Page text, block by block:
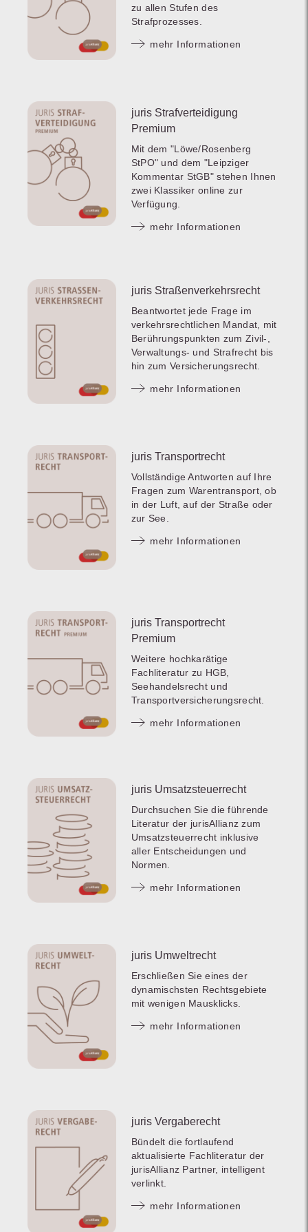
zu allen Stufen des
Strafprozesses.
mehr Informationen
juris Strafverteidigung
Premium
Mit dem "Löwe/Rosenberg
StPO" und dem "Leipziger
Kommentar StGB" stehen Ihnen
zwei Klassiker online zur
Verfügung.
mehr Informationen
juris Straßenverkehrsrecht
Beantwortet jede Frage im
verkehrsrechtlichen Mandat, mit
Berührungspunkten zum Zivil-,
Verwaltungs- und Strafrecht bis
hin zum Versicherungsrecht.
mehr Informationen
juris Transportrecht
Vollständige Antworten auf Ihre
Fragen zum Warentransport, ob
in der Luft, auf der Straße oder
zur See.
mehr Informationen
juris Transportrecht
Premium
Weitere hochkarätige
Fachliteratur zu HGB,
Seehandelsrecht und
Transportversicherungsrecht.
mehr Informationen
juris Umsatzsteuerrecht
Durchsuchen Sie die führende
Literatur der jurisAllianz zum
Umsatzsteuerrecht inklusive
aller Entscheidungen und
Normen.
mehr Informationen
juris Umweltrecht
Erschließen Sie eines der
dynamischsten Rechtsgebiete
mit wenigen Mausklicks.
mehr Informationen
juris Vergaberecht
Bündelt die fortlaufend
aktualisierte Fachliteratur der
jurisAllianz Partner, intelligent
verlinkt.
mehr Informationen